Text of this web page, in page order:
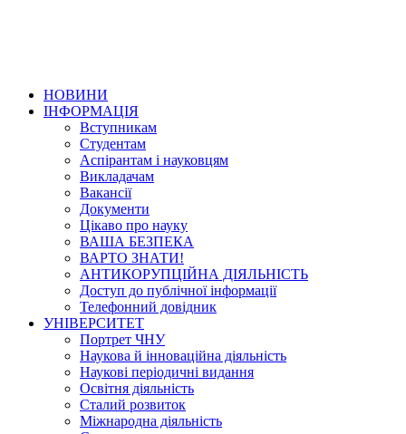
НОВИНИ
ІНФОРМАЦІЯ
Вступникам
Студентам
Аспірантам і науковцям
Викладачам
Вакансії
Документи
Цікаво про науку
ВАША БЕЗПЕКА
ВАРТО ЗНАТИ!
АНТИКОРУПЦІЙНА ДІЯЛЬНІСТЬ
Доступ до публічної інформації
Телефонний довідник
УНІВЕРСИТЕТ
Портрет ЧНУ
Наукова й інноваційна діяльність
Наукові періодичні видання
Освітня діяльність
Сталий розвиток
Міжнародна діяльність